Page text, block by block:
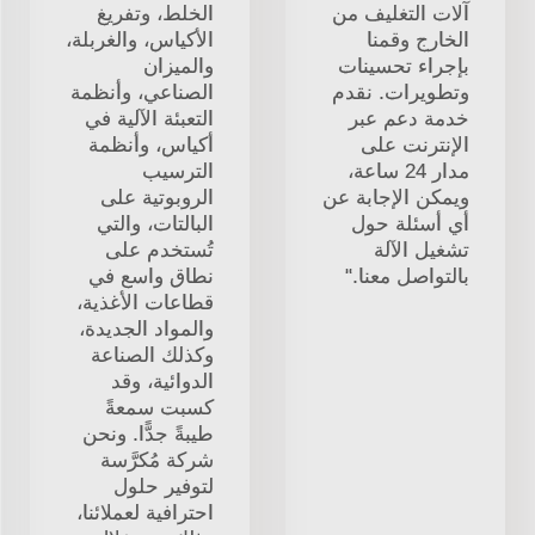
آلات التغليف من
الخارج وقمنا
بإجراء تحسينات
وتطويرات. نقدم
خدمة دعم عبر
الإنترنت على
مدار 24 ساعة،
ويمكن الإجابة عن
أي أسئلة حول
تشغيل الآلة
بالتواصل معنا."
الخلط، وتفريغ
الأكياس، والغربلة،
والميزان
الصناعي، وأنظمة
التعبئة الآلية في
أكياس، وأنظمة
الترسيب
الروبوتية على
البالتات، والتي
تُستخدم على
نطاق واسع في
قطاعات الأغذية،
والمواد الجديدة،
وكذلك الصناعة
الدوائية، وقد
كسبت سمعةً
طيبةً جدًّا. ونحن
شركة مُكرَّسة
لتوفير حلول
احترافية لعملائنا،